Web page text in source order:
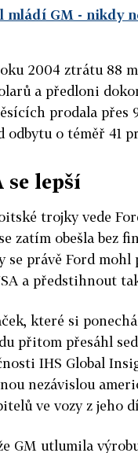
mládí GM - nikdy
2004 ztrátu 88
a předloni
prodala přes
o téměř 41
se lepší
trojky vede
zatím obešla bez
se právě Ford mohl
a předstihnout
které si
přitom přesáhl
IHS Global
nezávislou
ve vozy z jeho
GM utlumila